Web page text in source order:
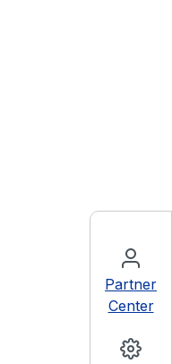
Partner
Center